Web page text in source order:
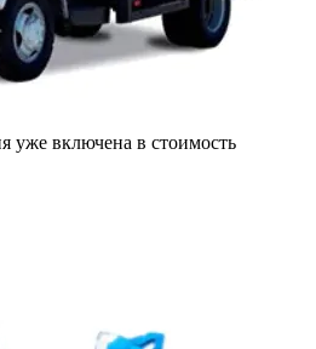
уже включена в стоимость